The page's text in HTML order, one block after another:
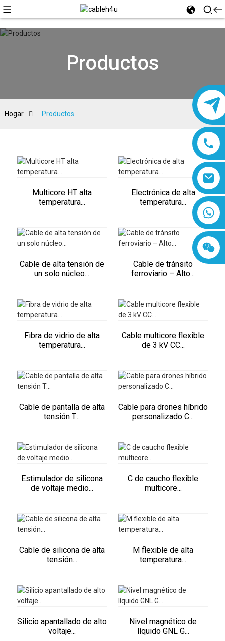
8618019377761
Productos
Hogar Productos
Multicore HT alta
temperatura...
Electrónica de alta
temperatura...
Cable de alta tensión de
un solo núcleo...
Cable de tránsito
ferroviario – Alto...
Fibra de vidrio de alta
temperatura...
Cable multicore flexible
de 3 kV CC...
Cable de pantalla de alta
tensión T...
Cable para drones híbrido
personalizado C...
Estimulador de silicona
de voltaje medio...
C de caucho flexible
multicore...
Cable de silicona de alta
tensión...
M flexible de alta
temperatura...
Silicio apantallado de alto
voltaje...
Nivel magnético de
líquido GNL G...